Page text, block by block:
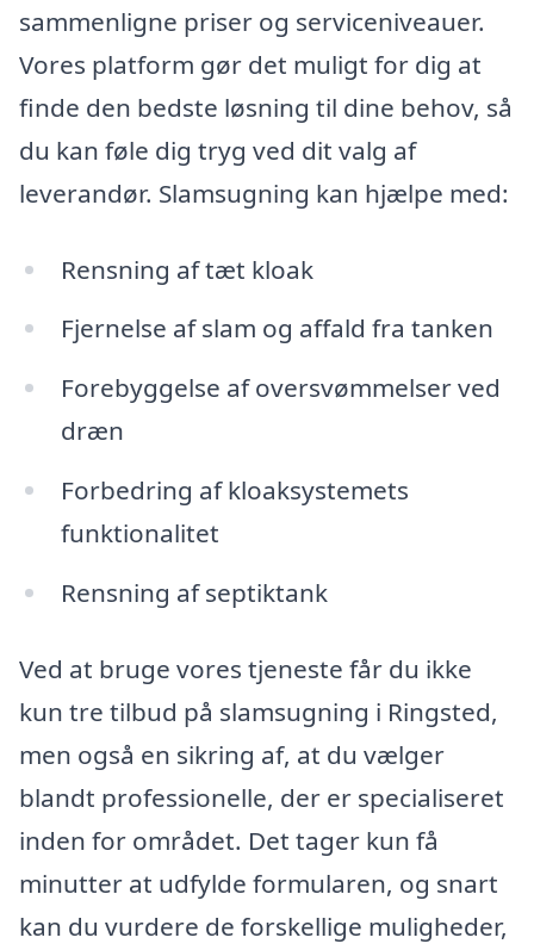
sammenligne priser og serviceniveauer.
Vores platform gør det muligt for dig at
finde den bedste løsning til dine behov, så
du kan føle dig tryg ved dit valg af
leverandør. Slamsugning kan hjælpe med:
Rensning af tæt kloak
Fjernelse af slam og affald fra tanken
Forebyggelse af oversvømmelser ved
dræn
Forbedring af kloaksystemets
funktionalitet
Rensning af septiktank
Ved at bruge vores tjeneste får du ikke
kun tre tilbud på slamsugning i Ringsted,
men også en sikring af, at du vælger
blandt professionelle, der er specialiseret
inden for området. Det tager kun få
minutter at udfylde formularen, og snart
kan du vurdere de forskellige muligheder,